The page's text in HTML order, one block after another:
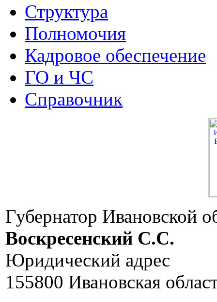
Структура
Полномочия
Кадровое обеспечение
ГО и ЧС
Справочник
Губернатор Ивановской
Воскресенский C.C.
Юридический адрес
155800 Ивановская